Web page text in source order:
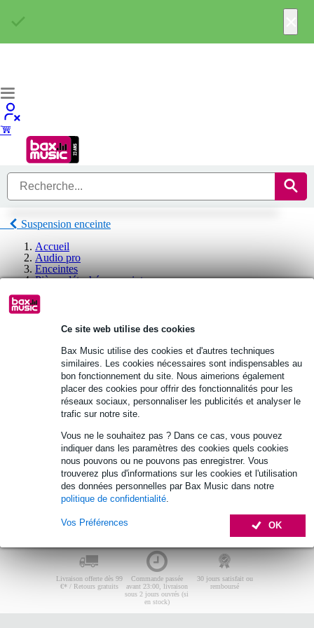
Ce site web utilise des cookies
Bax Music utilise des cookies et d'autres techniques
similaires. Les cookies nécessaires sont indispensables au
bon fonctionnement du site. Nous aimerions également
placer des cookies pour offrir des fonctionnalités pour les
réseaux sociaux, personnaliser les publicités et analyser le
trafic sur notre site.
Vous ne le souhaitez pas ? Dans ce cas, vous pouvez
indiquer dans les paramètres des cookies quels cookies
nous pouvons ou ne pouvons pas enregistrer. Vous
trouverez plus d'informations sur les cookies et l'utilisation
des données personnelles par Bax Music dans notre
politique de confidentialité.
OK
Vos Préférences
Suspension enceinte
Accueil
Audio pro
Enceintes
Pièces détachées enceinte
Suspension enceinte
Suspension enceinte Caymon
Aucun produit trouvé.
Guide d'achat
Aucun produit trouvé.
Livraison offerte dès 99
€* / Retours gratuits
Commande passée
avant 23:00, livraison
sous 2 jours ouvrés (si
en stock)
30 jours satisfait ou
remboursé